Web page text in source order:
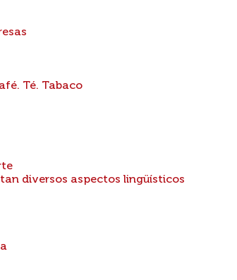
Té. Tabaco
diversos aspectos lingüísticos